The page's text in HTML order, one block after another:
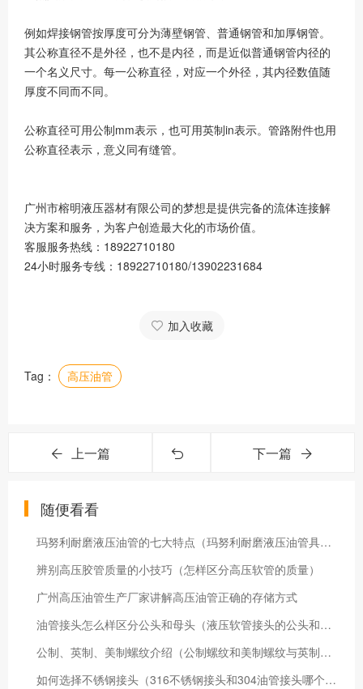
例如焊接钢管按厚度可分为薄壁钢管、普通钢管和加厚钢管。
其公称直径不是外径，也不是内径，而是近似普通钢管内径的
一个名义尺寸。每一公称直径，对应一个外径，其内径数值随
厚度不同而不同。
公称直径可用公制mm表示，也可用英制in表示。管路附件也用
公称直径表示，意义同有缝管。
广州市榕明液压器材有限公司的梦想是提供完备的流体连接解
决方案和服务，为客户创造最大化的市场价值。
客服服务热线：18922710180
24小时服务专线：18922710180/13902231684
加入收藏
Tag： 高压油管
上一篇 下一篇
随便看看
玛努利耐磨液压油管的七大特点（玛努利耐磨液压油管具有什么特点）
辨别高压胶管质量的小技巧（怎样区分高压软管的质量）
广州高压油管生产厂家讲解高压油管正确的存储方式
油管接头怎么样区分公头和母头（液压软管接头的公头和母头的区别）
公制、英制、美制螺纹介绍（公制螺纹和美制螺纹与英制螺纹的区别）
如何选择不锈钢接头（316不锈钢接头和304油管接头哪个好）